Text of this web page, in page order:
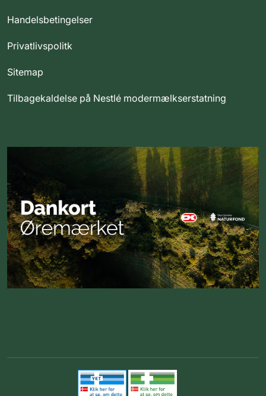
Handelsbetingelser
Privatlivspolitk
Sitemap
Tilbagekaldelse på Nestlé modermælkserstatning